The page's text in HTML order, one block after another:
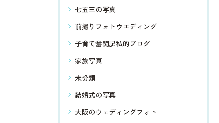
七五三の写真
前撮りフォトウエディング
子育て奮闘記私的ブログ
家族写真
未分類
結婚式の写真
大阪のウェディングフォト